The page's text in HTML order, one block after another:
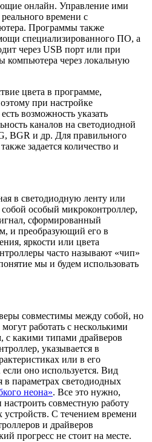
онлайн. Управление ими
времени с
Программы также
специализированного ПО, а
через USB порт или при
компьютера через локальную
цвета в программе,
при настройке
возможность указать
каналов на светодиодной
BGR и др. Для правильного
задается количество и
в светодиодную ленту или
особый микроконтроллер,
сформированный
и преобразующий его в
яркости или цвета
часто называют «чип»
мы и будем использовать
совместимы между собой, но
работать с несколькими
с какими типами драйверов
указывается в
или в его
оно используется. Вид
в параметрах светодиодных
неона». Все это нужно,
совместную работу
устройств. С течением времени
и драйверов
прогресс не стоит на месте.